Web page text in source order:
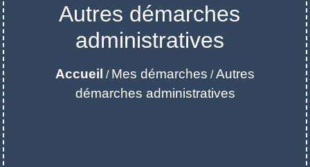
Autres démarches
administratives
Accueil / Mes démarches /Autres
démarches administratives